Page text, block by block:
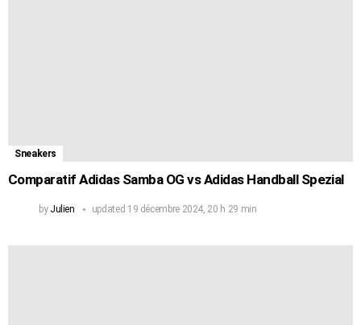
Sneakers
Comparatif Adidas Samba OG vs Adidas Handball Spezial
by Julien updated 19 décembre 2024, 20 h 29 min